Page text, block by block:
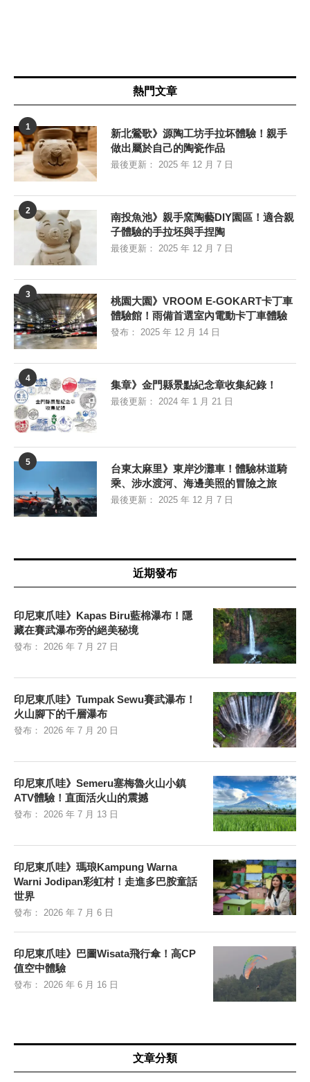
熱門文章
1
新北鶯歌》源陶工坊手拉坏體驗！親手
做出屬於自己的陶瓷作品
最後更新： 2025 年 12 月 7 日
2
南投魚池》親手窯陶藝DIY園區！適合親
子體驗的手拉坯與手捏陶
最後更新： 2025 年 12 月 7 日
3
桃園大園》VROOM E-GOKART卡丁車
體驗館！雨備首選室內電動卡丁車體驗
發布： 2025 年 12 月 14 日
4
集章》金門縣景點紀念章收集紀錄！
最後更新： 2024 年 1 月 21 日
5
台東太麻里》東岸沙灘車！體驗林道騎
乘、涉水渡河、海邊美照的冒險之旅
最後更新： 2025 年 12 月 7 日
近期發布
印尼東爪哇》Kapas Biru藍棉瀑布！隱
藏在賽武瀑布旁的絕美秘境
發布： 2026 年 7 月 27 日
印尼東爪哇》Tumpak Sewu賽武瀑布！
火山腳下的千層瀑布
發布： 2026 年 7 月 20 日
印尼東爪哇》Semeru塞梅魯火山小鎮
ATV體驗！直面活火山的震撼
發布： 2026 年 7 月 13 日
印尼東爪哇》瑪琅Kampung Warna
Warni Jodipan彩虹村！走進多巴胺童話
世界
發布： 2026 年 7 月 6 日
印尼東爪哇》巴圖Wisata飛行傘！高CP
值空中體驗
發布： 2026 年 6 月 16 日
文章分類